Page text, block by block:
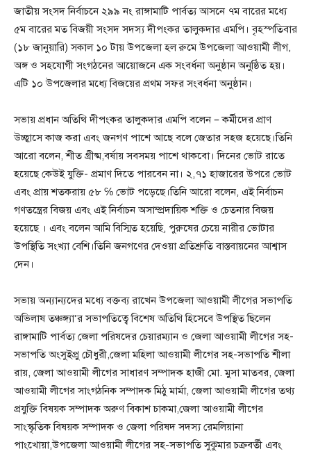
জাতীয় সংসদ নির্বাচনে ২৯৯ নং রাঙ্গামাটি পার্বত্য আসনে ৭ম বারের মধ্যে
৫ম বারের মত বিজয়ী সংসদ সদস্য দীপংকর তালুকদার এমপি। বৃহস্পতিবার
(১৮ জানুয়ারি) সকাল ১০ টায় উপজেলা হল রুমে উপজেলা আওয়ামী লীগ,
অঙ্গ ও সহযোগী সংগঠনের আয়োজনে এক সংবর্ধনা অনুষ্ঠান অনুষ্ঠিত হয়।
এটি ১০ উপজেলার মধ্যে বিজয়ের প্রথম সফর সংবর্ধনা অনুষ্ঠান।
সভায় প্রধান অতিথি দীপংকর তালুকদার এমপি বলেন – কর্মীদের প্রাণ
উচ্ছ্বাসে কাজ করা এবং জনগণ পাশে আছে বলে জেতার সহজ হয়েছে।তিনি
আরো বলেন, শীত গ্রীষ্ম,বর্ষায় সবসময় পাশে থাকবো। দিনের ভোট রাতে
হয়েছে কেউই যুক্তি- প্রমাণ দিতে পারবেন না। ২,৭১ হাজারের উপরে ভোট
এবং প্রায় শতকরায় ৫৮ ℅ ভোট পড়েছে।তিনি আরো বলেন, এই নির্বাচন
গণতন্ত্রের বিজয় এবং এই নির্বাচন অসাম্প্রদায়িক শক্তি ও চেতনার বিজয়
হয়েছে । এবং বলেন আমি বিস্মিত হয়েছি, পুরুষের চেয়ে নারীর ভোটার
উপস্থিতি সংখ্যা বেশি।তিনি জনগণের দেওয়া প্রতিশ্রুতি বাস্তবায়নের আশ্বাস
দেন।
সভায় অন্যান্যদের মধ্যে বক্তব্য রাখেন উপজেলা আওয়ামী লীগের সভাপতি
অভিলাষ তঞ্চঙ্গ্যা’র সভাপতিত্বে বিশেষ অতিথি হিসেবে উপস্থিত ছিলেন
রাঙ্গামাটি পার্বত্য জেলা পরিষদের চেয়ারম্যান ও জেলা আওয়ামী লীগের সহ-
সভাপতি অংসুইপ্রু চৌধুরী,জেলা মহিলা আওয়ামী লীগের সহ-সভাপতি শীলা
রায়, জেলা আওয়ামী লীগের সাধারণ সম্পাদক হাজী মো. মুসা মাতবর, জেলা
আওয়ামী লীগের সাংগঠনিক সম্পাদক মিঠু মার্মা, জেলা আওয়ামী লীগের তথ্য
প্রযুক্তি বিষয়ক সম্পাদক অরুণ বিকাশ চাকমা,জেলা আওয়ামী লীগের
সাংস্কৃতিক বিষয়ক সম্পাদক ও জেলা পরিষদ সদস্য রেমলিয়ানা
পাংখোয়া,উপজেলা আওয়ামী লীগের সহ-সভাপতি সুকুমার চক্রবর্তী এবং